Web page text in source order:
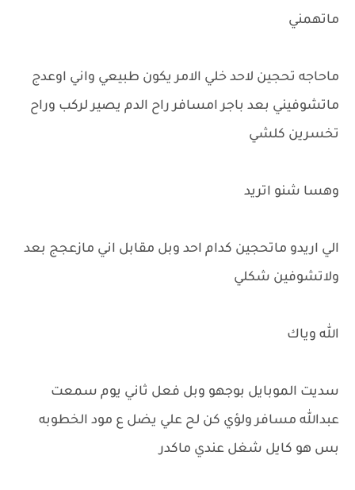
ماتهمني
ماحاجه تحجين لاحد خلي الامر يكون طبيعي واني اوعدج
ماتشوفيني بعد باجر امسافر راح الدم يصير لركب وراح
تخسرين كلشي
وهسا شنو اتريد
الي اريدو ماتحجين كدام احد وبل مقابل اني مازعجج بعد
ولاتشوفين شكلي
الله وياك
سديت الموبايل بوجهو وبل فعل ثاني يوم سمعت
عبدالله مسافر ولؤي كن لح علي يضل ع مود الخطوبه
بس هو كايل شغل عندي ماكدر